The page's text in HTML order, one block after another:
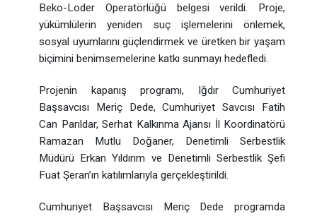
Beko-Loder Operatörlüğü belgesi verildi. Proje,
yükümlülerin yeniden suç işlemelerini önlemek,
sosyal uyumlarını güçlendirmek ve üretken bir yaşam
biçimini benimsemelerine katkı sunmayı hedefledi.
Projenin kapanış programı, Iğdır Cumhuriyet
Başsavcısı Meriç Dede, Cumhuriyet Savcısı Fatih
Can Parıldar, Serhat Kalkınma Ajansı İl Koordinatörü
Ramazan Mutlu Doğaner, Denetimli Serbestlik
Müdürü Erkan Yıldırım ve Denetimli Serbestlik Şefi
Fuat Şeran’ın katılımlarıyla gerçekleştirildi.
Cumhuriyet Başsavcısı Meriç Dede programda